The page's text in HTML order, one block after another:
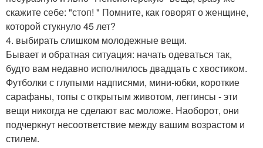
скажите себе: "стоп! " Помните, как говорят о женщине,
которой стукнуло 45 лет?
4. выбирать слишком молодежные вещи.
Бывает и обратная ситуация: начать одеваться так,
будто вам недавно исполнилось двадцать с хвостиком.
Футболки с глупыми надписями, мини-юбки, короткие
сарафаны, топы с открытым животом, леггинсы - эти
вещи никогда не сделают вас моложе. Наоборот, они
подчеркнут несоответствие между вашим возрастом и
стилем.